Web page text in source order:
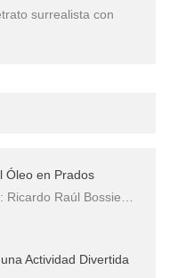
negras africanas?
surrealista con
Óleo en Prados
Ricardo Raúl Bossie…
Actividad Divertida